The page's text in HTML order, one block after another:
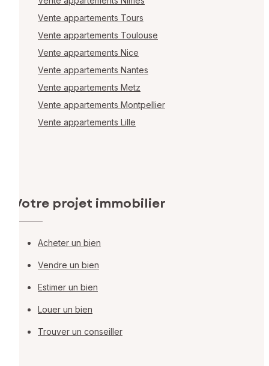
Vente appartements Tours
Vente appartements Toulouse
Vente appartements Nice
Vente appartements Nantes
Vente appartements Metz
Vente appartements Montpellier
Vente appartements Lille
Votre projet immobilier
Acheter un bien
Vendre un bien
Estimer un bien
Louer un bien
Trouver un conseiller